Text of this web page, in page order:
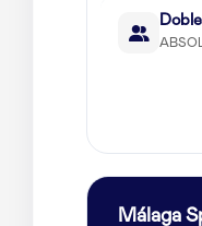
Málaga